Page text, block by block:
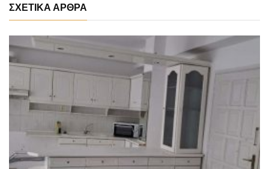
ΣΧΕΤΙΚΑ ΑΡΘΡΑ